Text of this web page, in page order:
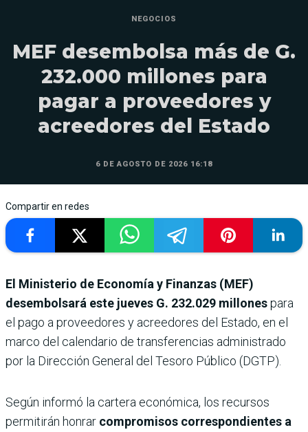
NEGOCIOS
MEF desembolsa más de G.
232.000 millones para
pagar a proveedores y
acreedores del Estado
6 DE AGOSTO DE 2026 16:18
Compartir en redes
El Ministerio de Economía y Finanzas (MEF)
desembolsará este jueves G. 232.029 millonespara
el pago a proveedores y acreedores del Estado, en el
marco del calendario de transferencias administrado
por la Dirección General del Tesoro Público (DGTP).
Según informó la cartera económica, los recursos
permitirán honrar compromisos correspondientes a